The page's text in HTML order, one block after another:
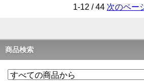
1-12 / 44 次のペー
商品検索